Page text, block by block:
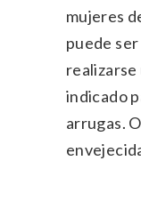
mujeres
puede
indicado
arrugas.